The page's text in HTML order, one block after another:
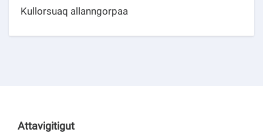
Kullorsuaq allanngorpaa
Attavigitigut